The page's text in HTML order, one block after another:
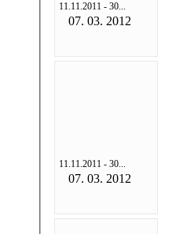
11.11.2011 - 30...
07. 03. 2012
11.11.2011 - 30...
07. 03. 2012